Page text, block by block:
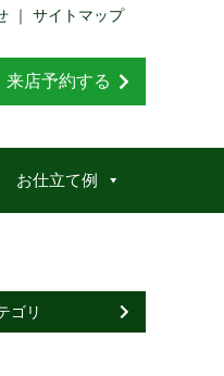
｜ サイトマップ
来店予約する
お仕立て例
ゴリ